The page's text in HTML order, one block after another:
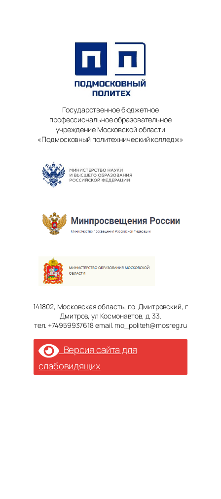
Государственное бюджетное
профессиональное образовательное
учреждение Московской области
«Подмосковный политехнический колледж»
141802, Московская область, г.о. Дмитровский, г
Дмитров, ул Космонавтов, д. 33.
тел. +74959937618 email. mo_politeh@mosreg.ru
Версия сайта для
слабовидящих